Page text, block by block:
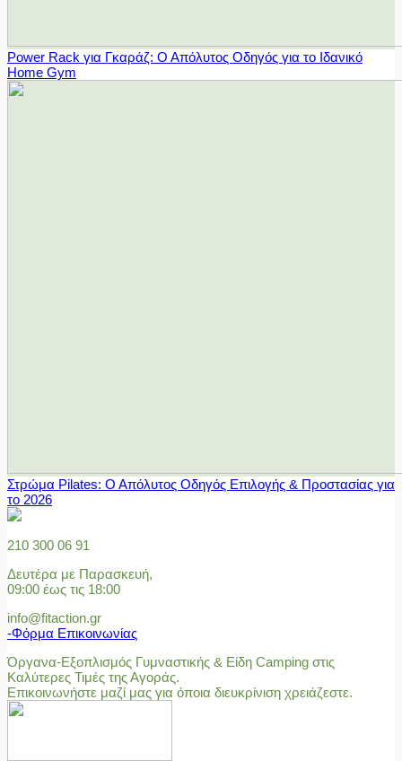
Power Rack για Γκαράζ: Ο Απόλυτος Οδηγός για το Ιδανικό
Home Gym
Στρώμα Pilates: Ο Απόλυτος Οδηγός Επιλογής & Προστασίας για
το 2026
210 300 06 91
Δευτέρα με Παρασκευή,
09:00 έως τις 18:00
info@fitaction.gr
-Φόρμα Επικοινωνίας
Όργανα-Εξοπλισμός Γυμναστικής & Είδη Camping στις
Καλύτερες Τιμές της Αγοράς.
Επικοινωνήστε μαζί μας για όποια διευκρίνιση χρειάζεστε.